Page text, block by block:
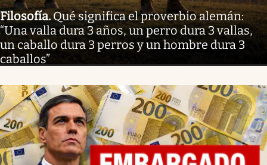
Filosofía.Qué significa el proverbio alemán:
“Una valla dura 3 años, un perro dura 3 vallas,
un caballo dura 3 perros y un hombre dura 3
caballos”